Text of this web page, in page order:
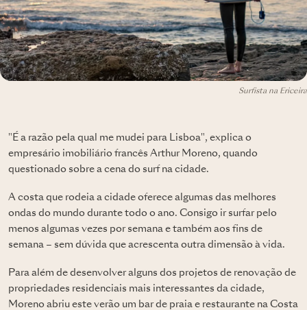
Surfista na Ericeira
"É a razão pela qual me mudei para Lisboa", explica o
empresário imobiliário francês Arthur Moreno, quando
questionado sobre a cena do surf na cidade.
A costa que rodeia a cidade oferece algumas das melhores
ondas do mundo durante todo o ano. Consigo ir surfar pelo
menos algumas vezes por semana e também aos fins de
semana – sem dúvida que acrescenta outra dimensão à vida.
Para além de desenvolver alguns dos projetos de renovação de
propriedades residenciais mais interessantes da cidade,
Moreno abriu este verão um bar de praia e restaurante na Costa